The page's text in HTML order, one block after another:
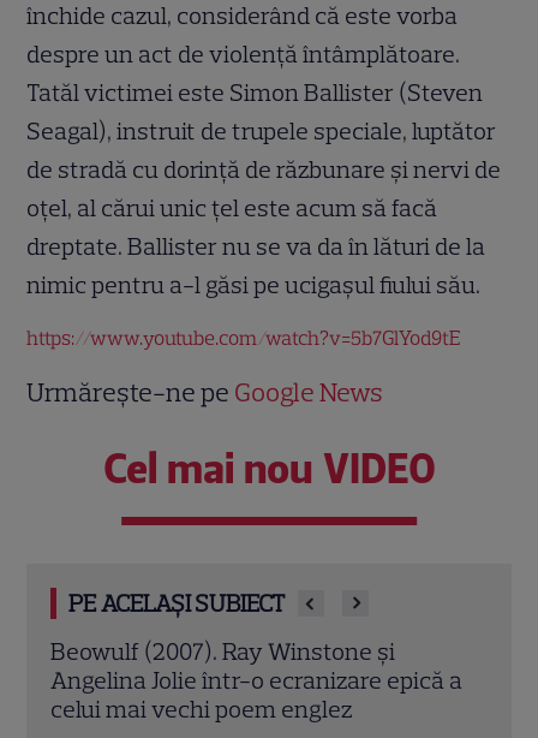
închide cazul, considerând că este vorba
despre un act de violenţă întâmplătoare.
Tatăl victimei este Simon Ballister (Steven
Seagal), instruit de trupele speciale, luptător
de stradă cu dorinţă de răzbunare şi nervi de
oţel, al cărui unic ţel este acum să facă
dreptate. Ballister nu se va da în lături de la
nimic pentru a-l găsi pe ucigaşul fiului său.
https://www.youtube.com/watch?v=5b7GlYod9tE
Urmărește-ne pe Google News
Cel mai nou VIDEO
PE ACELAȘI SUBIECT
Jack Ryan: Agentul din umbră (2014).
Chris Pine și Kevin Costner, într-o cursă
contra cronometru pentru salvarea